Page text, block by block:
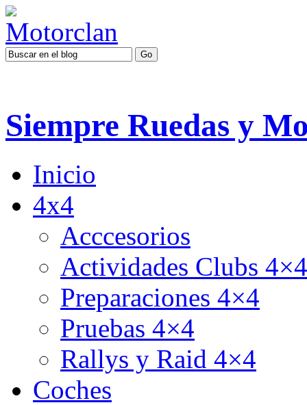
Siempre Ruedas y
Inicio
4x4
Acccesorios
Actividades Clubs 4×4
Preparaciones 4×4
Pruebas 4×4
Rallys y Raid 4×4
Coches